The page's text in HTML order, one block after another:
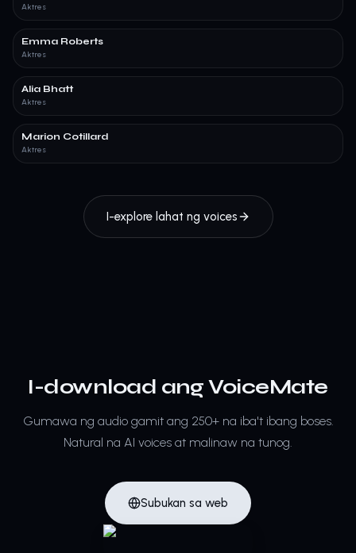
Aktres
Emma Roberts
Aktres
Alia Bhatt
Aktres
Marion Cotillard
Aktres
I-explore lahat ng voices
I-download ang VoiceMate
Gumawa ng audio gamit ang 250+ na iba't ibang boses.
Natural na AI voices at malinaw na tunog.
Subukan sa web